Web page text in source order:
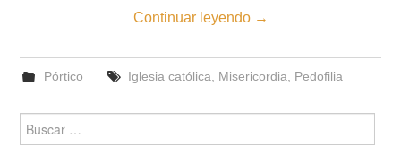
Continuar leyendo →
Pórtico Iglesia católica Misericordia Pedofilia
para: